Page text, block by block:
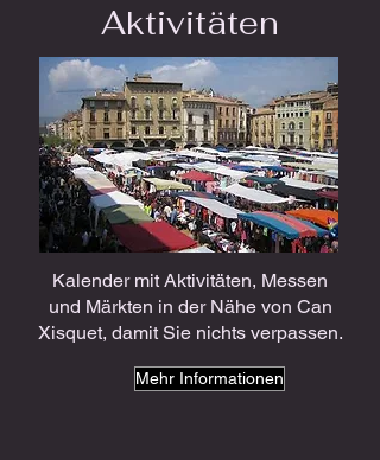
Aktivitäten
Kalender mit Aktivitäten, Messen
und Märkten in der Nähe von Can
Xisquet, damit Sie nichts verpassen.
Mehr Informationen